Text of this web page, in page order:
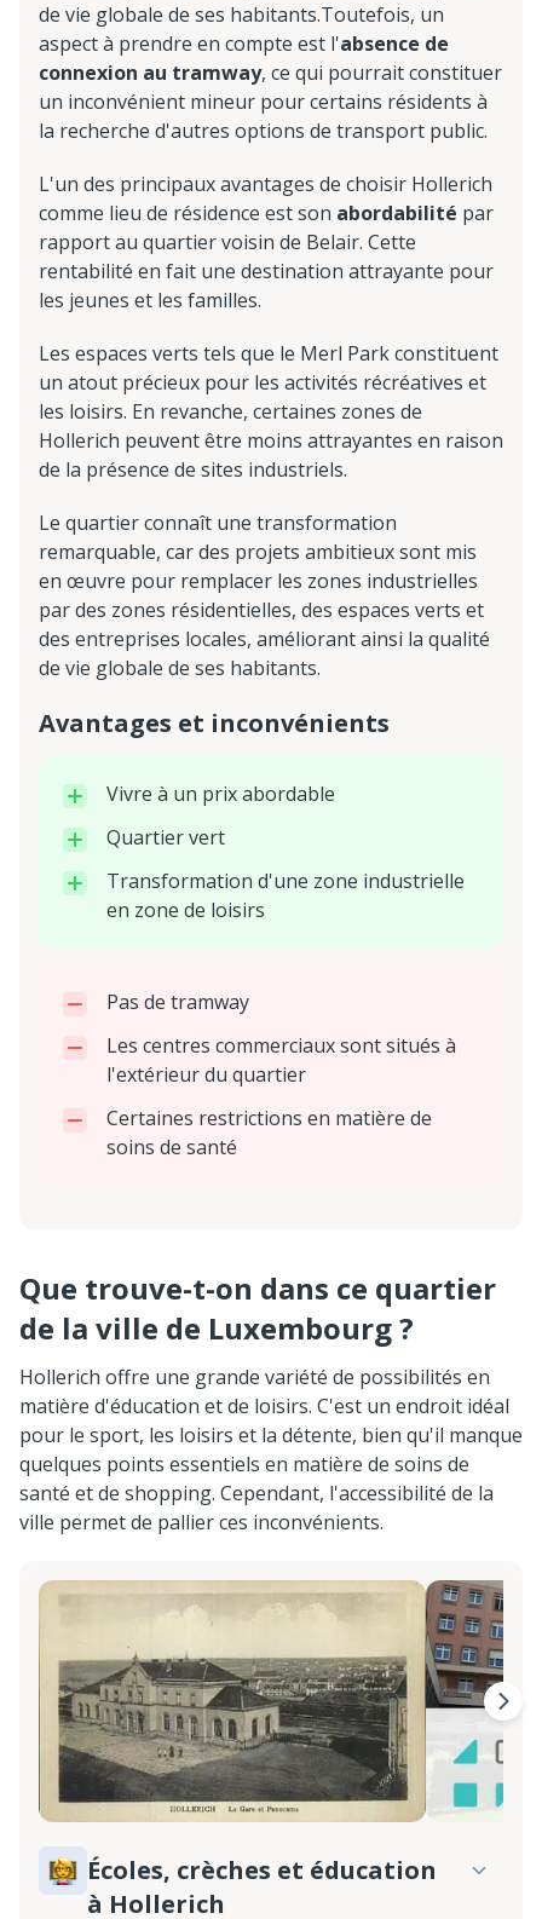
de vie globale de ses habitants.Toutefois, un
aspect à prendre en compte est l'absence de
connexion au tramway, ce qui pourrait constituer
un inconvénient mineur pour certains résidents à
la recherche d'autres options de transport public.
L'un des principaux avantages de choisir Hollerich
comme lieu de résidence est son abordabilité par
rapport au quartier voisin de Belair. Cette
rentabilité en fait une destination attrayante pour
les jeunes et les familles.
Les espaces verts tels que le Merl Park constituent
un atout précieux pour les activités récréatives et
les loisirs. En revanche, certaines zones de
Hollerich peuvent être moins attrayantes en raison
de la présence de sites industriels.
Le quartier connaît une transformation
remarquable, car des projets ambitieux sont mis
en œuvre pour remplacer les zones industrielles
par des zones résidentielles, des espaces verts et
des entreprises locales, améliorant ainsi la qualité
de vie globale de ses habitants.
Avantages et inconvénients
Vivre à un prix abordable
Quartier vert
Transformation d'une zone industrielle
en zone de loisirs
Pas de tramway
Les centres commerciaux sont situés à
l'extérieur du quartier
Certaines restrictions en matière de
soins de santé
Que trouve-t-on dans ce quartier
de la ville de Luxembourg ?
Hollerich offre une grande variété de possibilités en
matière d'éducation et de loisirs. C'est un endroit idéal
pour le sport, les loisirs et la détente, bien qu'il manque
quelques points essentiels en matière de soins de
santé et de shopping. Cependant, l'accessibilité de la
ville permet de pallier ces inconvénients.
Écoles, crèches et éducation
à Hollerich